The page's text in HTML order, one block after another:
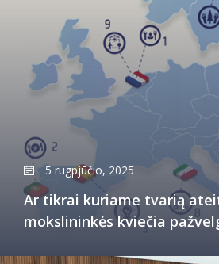
5 rugpjūčio, 2025
Ar tikrai kuriame tvarią
mokslininkės kviečia